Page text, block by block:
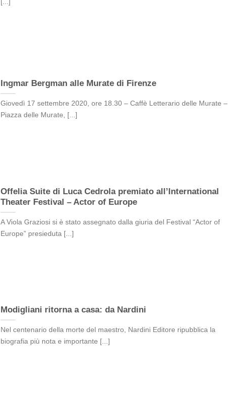
[...]
Ingmar Bergman alle Murate di Firenze
Giovedì 17 settembre 2020, ore 18.30 – Caffè Letterario delle Murate –
Piazza delle Murate, [...]
Offelia Suite di Luca Cedrola premiato all’International
Theater Festival – Actor of Europe
A Viola Graziosi si è stato assegnato dalla giuria del Festival “Actor of
Europe” presieduta [...]
Modigliani ritorna a casa: da Nardini
Nel centenario della morte del maestro, Nardini Editore ripubblica la
biografia più nota e importante [...]